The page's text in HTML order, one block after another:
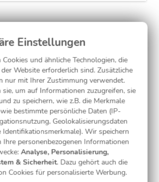
Jetzt gestalten
Musterkarte
und ähnliche Technologien, die
Website erforderlich sind. Zusätzliche
nur mit Ihrer Zustimmung verwendet.
um auf Informationen zuzugreifen, sie
zu speichern, wie z.B. die Merkmale
bestimmte persönliche Daten (IP-
Geolokalisierungsdaten
Identifikationsmerkmale). Wir speichern
Ihre personenbezogenen Informationen
Analyse, Personalisierung,
& Sicherheit. Dazu gehört auch die
Cookies für personalisierte Werbung.